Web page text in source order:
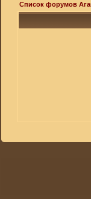
Список форумов